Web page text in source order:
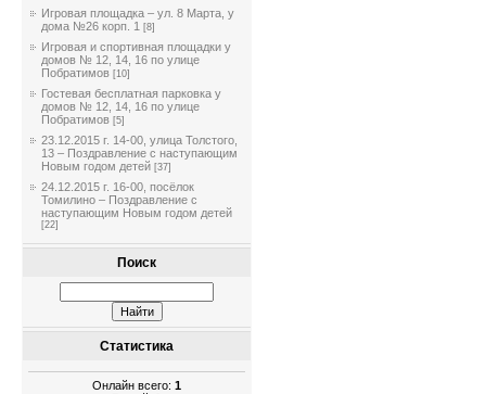
Игровая площадка – ул. 8 Марта, у
дома №26 корп. 1 [8]
Игровая и спортивная площадки у
домов № 12, 14, 16 по улице
Побратимов [10]
Гостевая бесплатная парковка у
домов № 12, 14, 16 по улице
Побратимов [5]
23.12.2015 г. 14-00, улица Толстого,
13 – Поздравление с наступающим
Новым годом детей [37]
24.12.2015 г. 16-00, посёлок
Томилино – Поздравление с
наступающим Новым годом детей
[22]
Поиск
Статистика
Онлайн всего: 1